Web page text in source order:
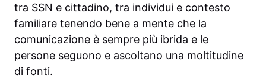
tra SSN e cittadino, tra individui e contesto
familiare tenendo bene a mente che la
comunicazione è sempre più ibrida e le
persone seguono e ascoltano una moltitudine
di fonti.